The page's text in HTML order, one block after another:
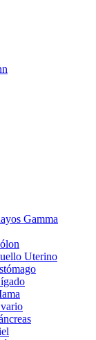
Gamma
Uterino